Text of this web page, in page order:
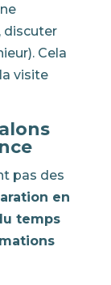
discuter
Cela
visite
pas des
en
temps